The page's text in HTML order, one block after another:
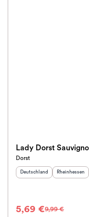
Lady Dorst
Dorst
Herkunftsland
Deutschland Rheinhessen
5,69 €9,99 €